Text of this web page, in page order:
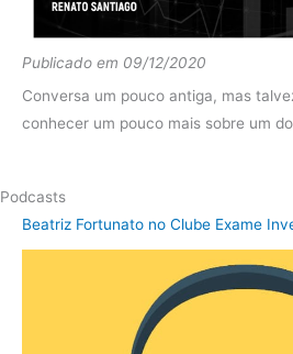
diferença
diferença
Fundo
Publicado em 09/12/2020
Conversa um pouco antiga, mas
conhecer um pouco mais sobre um
Podcasts
Beatriz Fortunato no Clube Exame